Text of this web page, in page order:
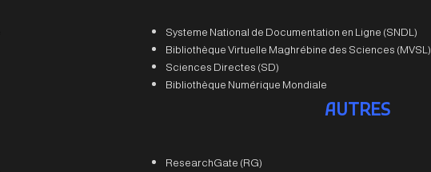
Systeme National de Documentation en Ligne (SNDL)
Bibliothèque Virtuelle Maghrébine des Sciences (MVSL)
Sciences Directes (SD)
Bibliothèque Numérique Mondiale
AUTRES
ResearchGate (RG)